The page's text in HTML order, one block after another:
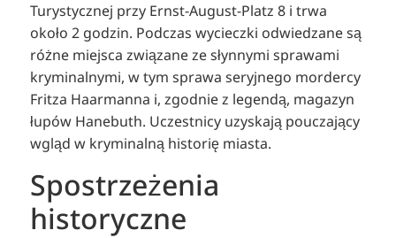
Turystycznej przy Ernst-August-Platz 8 i trwa
około 2 godzin. Podczas wycieczki odwiedzane są
różne miejsca związane ze słynnymi sprawami
kryminalnymi, w tym sprawa seryjnego mordercy
Fritza Haarmanna i, zgodnie z legendą, magazyn
łupów Hanebuth. Uczestnicy uzyskają pouczający
wgląd w kryminalną historię miasta.
Spostrzeżenia
historyczne